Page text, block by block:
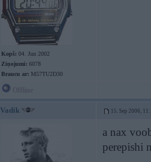
Kopš: 04. Jun 2002
Ziņojumi: 6078
Braucu ar: M57TU2D30
Vadik 15. Sep 2006,
a nax
perepishi